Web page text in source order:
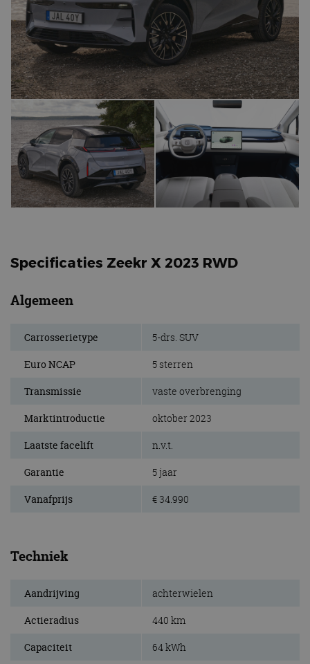
Specificaties Zeekr X 2023 RWD
Algemeen
Carrosserietype 5-drs. SUV
Euro NCAP 5 sterren
Transmissie vaste overbrenging
Marktintroductie oktober 2023
Laatste facelift n.v.t.
Garantie 5 jaar
Vanafprijs € 34.990
Techniek
Aandrijving achterwielen
Actieradius 440 km
Capaciteit 64 kWh